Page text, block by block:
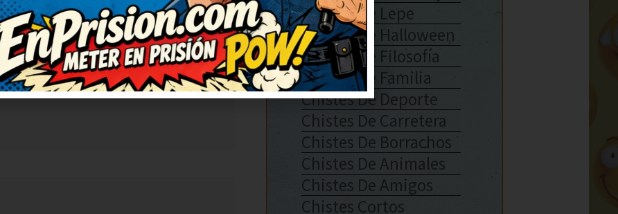
ingenioso. El juego de
Muy ingenioso y
levantado el ánimo por
Chistes De Lepe
Chistes De Halloween
Chistes De Filosofía
Chistes De Familia
Chistes De Deporte
Chistes De Carretera
Chistes De Borrachos
Chistes De Animales
Chistes De Amigos
Chistes Cortos